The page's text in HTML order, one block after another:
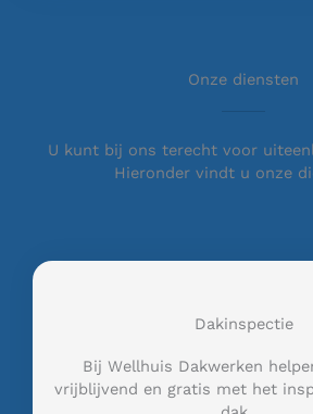
Onze diensten
U kunt bij ons terecht voor
Hieronder vindt u onze
Dakinspectie
Bij Wellhuis Dakwerken
vrijblijvend en gratis met het